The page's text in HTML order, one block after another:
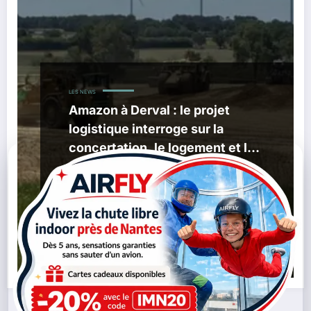
LES NEWS
Amazon à Derval : le projet
logistique interroge sur la
concertation, le logement et les
transports
Amazon Derval, Châteaubriant-
Derval
Emploi ,Logement,Logistique, Loire-Atlantique,
PCF,Transports
Lire la suite